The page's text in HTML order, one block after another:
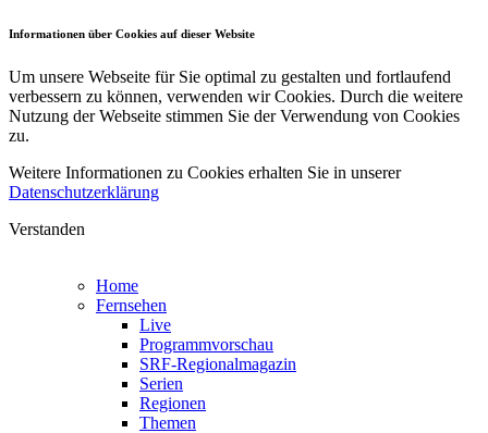
Informationen über Cookies auf dieser Website
Um unsere Webseite für Sie optimal zu gestalten und fortlaufend
verbessern zu können, verwenden wir Cookies. Durch die weitere
Nutzung der Webseite stimmen Sie der Verwendung von Cookies
zu.
Weitere Informationen zu Cookies erhalten Sie in unserer
Datenschutzerklärung
Verstanden
Home
Fernsehen
Live
Programmvorschau
SRF-Regionalmagazin
Serien
Regionen
Themen